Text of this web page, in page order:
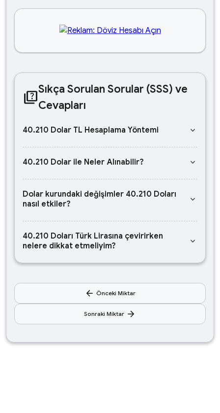
quizSıkça Sorulan Sorular (SSS) ve
Cevapları
40.210 Dolar TL Hesaplama Yöntemi keyboard_arrow_down
40.210 Dolar ile Neler Alınabilir? keyboard_arrow_down
Dolar kurundaki değişimler 40.210 Doları
nasıl etkiler?
keyboard_arrow_down
40.210 Doları Türk Lirasına çevirirken
nelere dikkat etmeliyim?
keyboard_arrow_down
arrow_back Önceki Miktar
Sonraki Miktar arrow_forward